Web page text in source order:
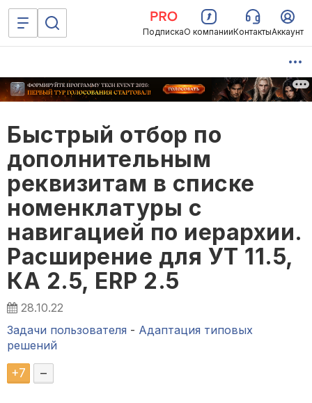
ПодпискаО компанииКонтактыАккаунт
Быстрый отбор по
дополнительным
реквизитам в списке
номенклатуры с
навигацией по иерархии.
Расширение для УТ 11.5,
КА 2.5, ERP 2.5
28.10.22
Задачи пользователя - Адаптация типовых
решений
+7 –